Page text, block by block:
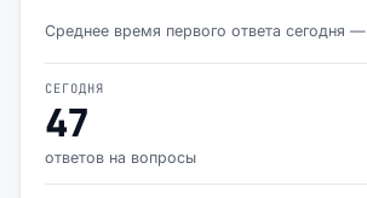
Среднее время первого ответа сегодня —
СЕГОДНЯ
47
ответов на вопросы